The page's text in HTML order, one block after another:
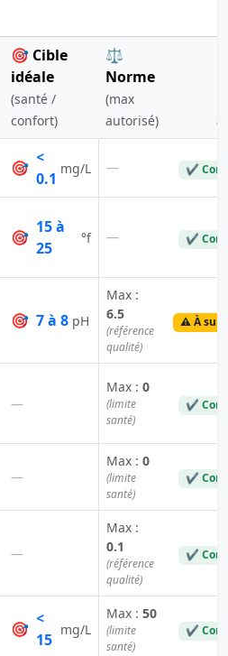
🎯 Cible
idéale
(santé /
confort)
⚖️
Norme
(max
autorisé)
🎯
<
0.1
mg/L — ✔
🎯
15 à
25
°f — ✔
🎯 7 à 8 pH
Max :
6.5
(référence
qualité)
⚠️ À
—
Max : 0
(limite
santé)
✔
—
Max : 0
(limite
santé)
✔
—
Max :
0.1
(référence
qualité)
✔
🎯
<
15
mg/L
Max : 50
(limite
santé)
✔